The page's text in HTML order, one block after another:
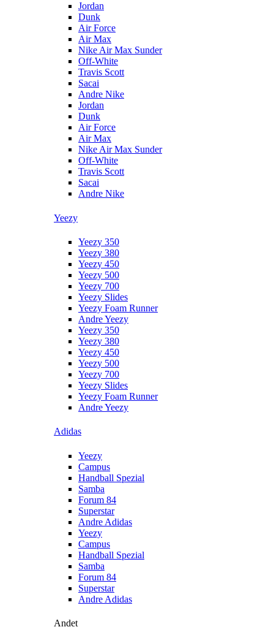
Jordan
Dunk
Air Force
Air Max
Nike Air Max Sunder
Off-White
Travis Scott
Sacai
Andre Nike
Jordan
Dunk
Air Force
Air Max
Nike Air Max Sunder
Off-White
Travis Scott
Sacai
Andre Nike
Yeezy
Yeezy 350
Yeezy 380
Yeezy 450
Yeezy 500
Yeezy 700
Yeezy Slides
Yeezy Foam Runner
Andre Yeezy
Yeezy 350
Yeezy 380
Yeezy 450
Yeezy 500
Yeezy 700
Yeezy Slides
Yeezy Foam Runner
Andre Yeezy
Adidas
Yeezy
Campus
Handball Spezial
Samba
Forum 84
Superstar
Andre Adidas
Yeezy
Campus
Handball Spezial
Samba
Forum 84
Superstar
Andre Adidas
Andet